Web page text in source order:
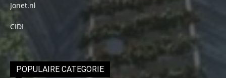
Jonet.nl
CIDI
POPULAIRE CATEGORIE